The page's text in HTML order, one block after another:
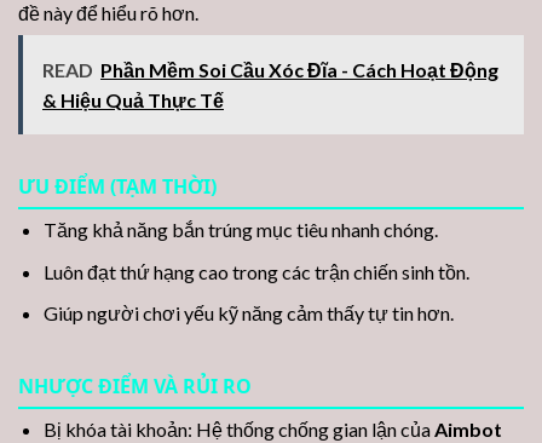
đề này để hiểu rõ hơn.
READ Phần Mềm Soi Cầu Xóc Đĩa - Cách Hoạt Động
& Hiệu Quả Thực Tế
ƯU ĐIỂM (TẠM THỜI)
Tăng khả năng bắn trúng mục tiêu nhanh chóng.
Luôn đạt thứ hạng cao trong các trận chiến sinh tồn.
Giúp người chơi yếu kỹ năng cảm thấy tự tin hơn.
NHƯỢC ĐIỂM VÀ RỦI RO
Bị khóa tài khoản: Hệ thống chống gian lận củaAimbot